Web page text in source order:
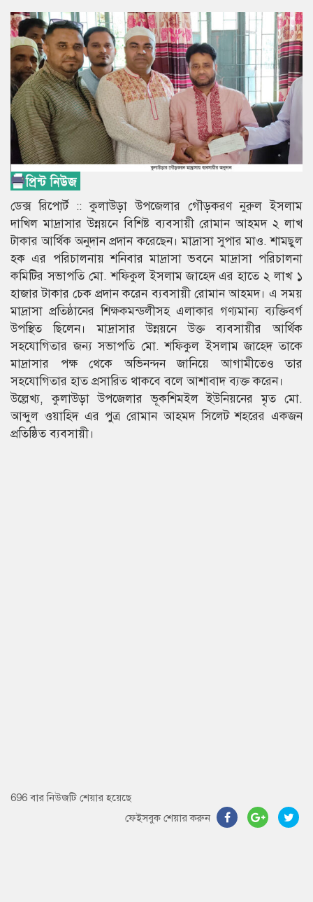
ডেক্স রিপোর্ট :: কুলাউড়া উপজেলার গৌড়করণ নুরুল ইসলাম
দাখিল মাদ্রাসার উন্নয়নে বিশিষ্ট ব্যবসায়ী রোমান আহমদ ২ লাখ
টাকার আর্থিক অনুদান প্রদান করেছেন। মাদ্রাসা সুপার মাও. শামছুল
হক এর পরিচালনায় শনিবার মাদ্রাসা ভবনে মাদ্রাসা পরিচালনা
কমিটির সভাপতি মো. শফিকুল ইসলাম জাহেদ এর হাতে ২ লাখ ১
হাজার টাকার চেক প্রদান করেন ব্যবসায়ী রোমান আহমদ। এ সময়
মাদ্রাসা প্রতিষ্ঠানের শিক্ষকমন্ডলীসহ এলাকার গণ্যমান্য ব্যক্তিবর্গ
উপস্থিত ছিলেন। মাদ্রাসার উন্নয়নে উক্ত ব্যবসায়ীর আর্থিক
সহযোগিতার জন্য সভাপতি মো. শফিকুল ইসলাম জাহেদ তাকে
মাদ্রাসার পক্ষ থেকে অভিনন্দন জানিয়ে আগামীতেও তার
সহযোগিতার হাত প্রসারিত থাকবে বলে আশাবাদ ব্যক্ত করেন।
উল্লেখ্য, কুলাউড়া উপজেলার ভূকশিমইল ই্উনিয়নের মৃত মো.
আব্দুল ওয়াহিদ এর পুত্র রোমান আহমদ সিলেট শহরের একজন
প্রতিষ্ঠিত ব্যবসায়ী।
696 বার নিউজটি শেয়ার হয়েছে
ফেইসবুক শেয়ার করুন